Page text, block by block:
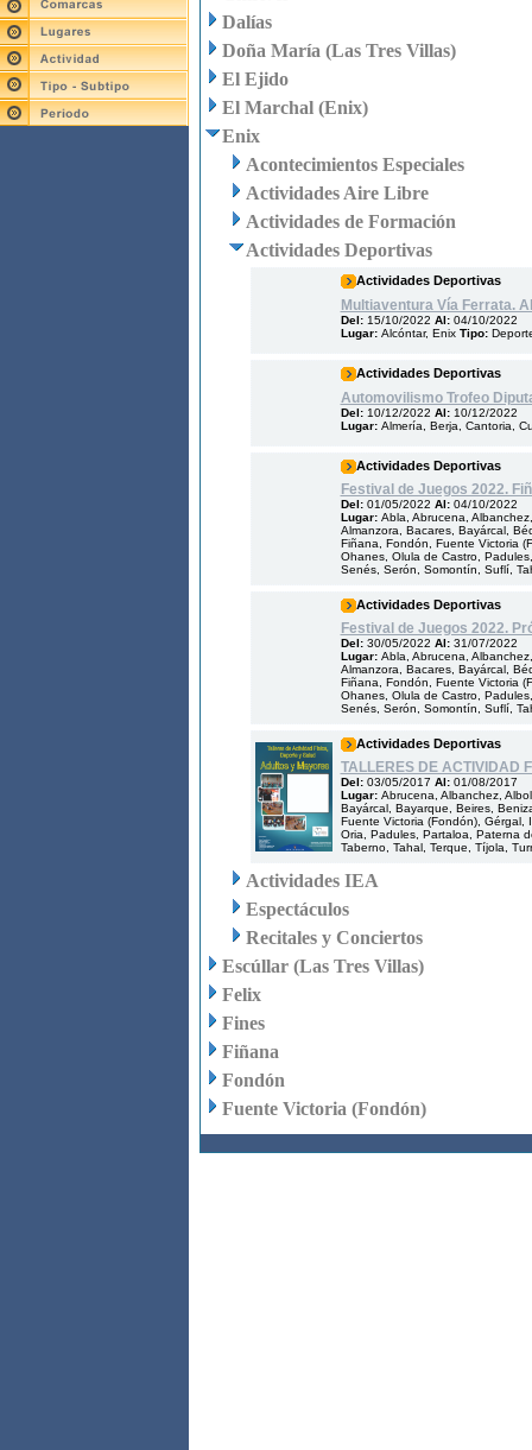
Dalías
Doña María (Las Tres Villas)
El Ejido
El Marchal (Enix)
Enix
Acontecimientos Especiales
Actividades Aire Libre
Actividades de Formación
Actividades Deportivas
Actividades Deportivas
Multiaventura Vía Ferrata.
Del: 15/10/2022 Al: 04/10/2022
Lugar: Alcóntar, EnixTipo:
Actividades Deportivas
Automovilismo Trofeo
Del: 10/12/2022 Al: 10/12/2022
Lugar: Almería, Berja, Cantoria,
Actividades Deportivas
Festival de Juegos 2022.
Del: 01/05/2022 Al: 04/10/2022
Lugar: Abla, Abrucena,
Almanzora, Bacares, Bayárcal,
Fiñana, Fondón, Fuente Victoria
Ohanes, Olula de Castro,
Senés, Serón, Somontín, Suflí,
Actividades Deportivas
Festival de Juegos 2022.
Del: 30/05/2022 Al: 31/07/2022
Lugar: Abla, Abrucena,
Almanzora, Bacares, Bayárcal,
Fiñana, Fondón, Fuente Victoria
Ohanes, Olula de Castro,
Senés, Serón, Somontín, Suflí,
Actividades Deportivas
TALLERES DE ACTIVIDAD
Del: 03/05/2017 Al: 01/08/2017
Lugar: Abrucena, Albanchez,
Bayárcal, Bayarque, Beires,
Fuente Victoria (Fondón), Gérgal,
Oria, Padules, Partaloa, Paterna
Taberno, Tahal, Terque, Tíjola,
Actividades IEA
Espectáculos
Recitales y Conciertos
Escúllar (Las Tres Villas)
Felix
Fines
Fiñana
Fondón
Fuente Victoria (Fondón)